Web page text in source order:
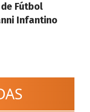
Fútbol
Infantino